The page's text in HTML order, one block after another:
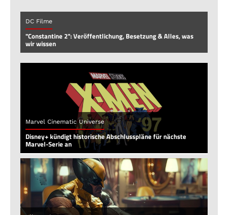
DC Filme
"Constantine 2": Veröffentlichung, Besetzung & Alles, was
wir wissen
Marvel Cinematic Universe
Disney+ kündigt historische Abschlusspläne für nächste
Marvel-Serie an